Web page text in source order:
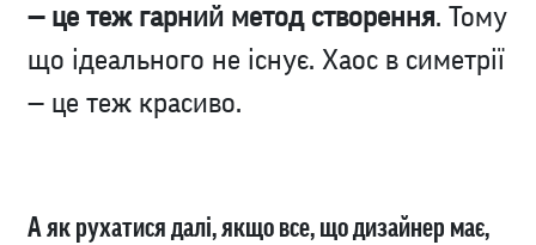
— це теж гарний метод створення. Тому
що ідеального не існує. Хаос в симетрії
— це теж красиво.
А як рухатися далі, якщо все, що дизайнер має,